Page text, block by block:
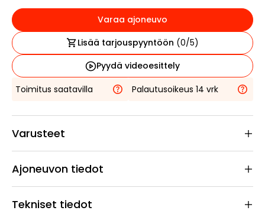
Varaa ajoneuvo
Lisää tarjouspyyntöön (0/5)
Pyydä videoesittely
Toimitus saatavilla
Palautusoikeus 14 vrk
Varusteet
Ajoneuvon tiedot
Tekniset tiedot